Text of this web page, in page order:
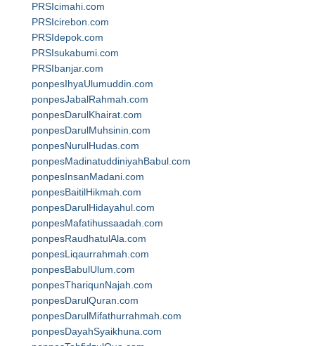
PRSIcimahi.com
PRSIcirebon.com
PRSIdepok.com
PRSIsukabumi.com
PRSIbanjar.com
ponpesIhyaUlumuddin.com
ponpesJabalRahmah.com
ponpesDarulKhairat.com
ponpesDarulMuhsinin.com
ponpesNurulHudas.com
ponpesMadinatuddiniyahBabul.com
ponpesInsanMadani.com
ponpesBaitilHikmah.com
ponpesDarulHidayahul.com
ponpesMafatihussaadah.com
ponpesRaudhatulAla.com
ponpesLiqaurrahmah.com
ponpesBabulUlum.com
ponpesThariqunNajah.com
ponpesDarulQuran.com
ponpesDarulMifathurrahmah.com
ponpesDayahSyaikhuna.com